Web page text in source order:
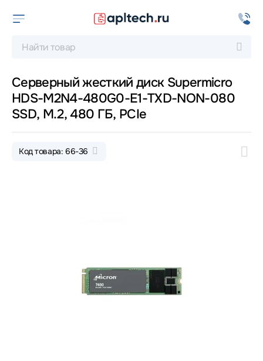
Серверный жесткий диск Supermicro
HDS-M2N4-480G0-E1-TXD-NON-080
SSD, M.2, 480 ГБ, PCIe
Код товара: 66-36